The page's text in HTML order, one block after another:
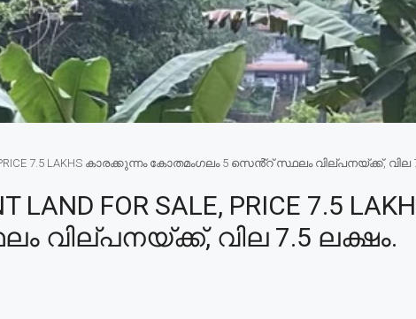
PRICE 7.5 LAKHS കാരക്കുന്നം കോതമംഗലം 5 സെൻ്റ് സ്ഥലം വില്പനയ്ക്ക്, വില
LAND FOR SALE, PRICE 7.5
വില്പനയ്ക്ക്, വില 7.5 ലക്ഷം.